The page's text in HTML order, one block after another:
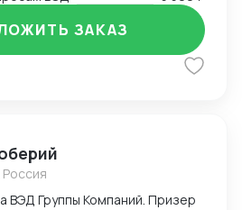
ЗАКАЗ
ВЭД Группы Компаний. Призер